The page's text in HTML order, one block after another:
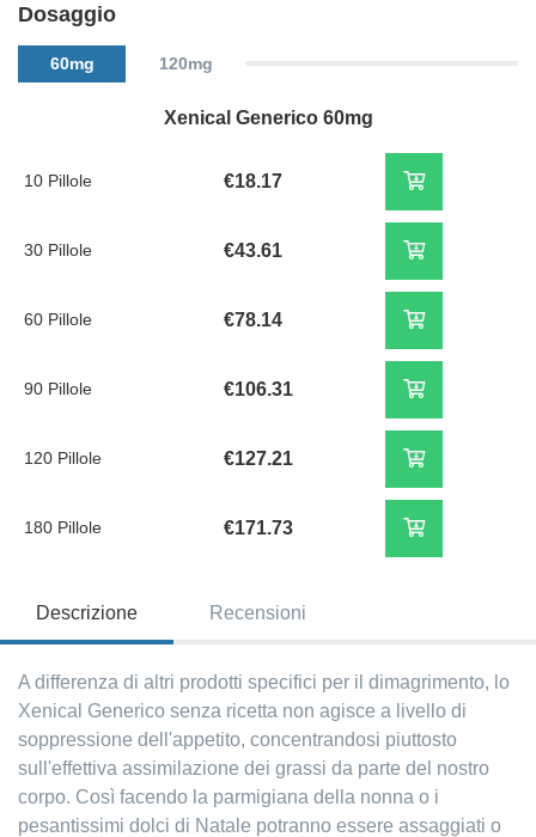
Dosaggio
60mg 120mg
Xenical Generico 60mg
10 Pillole €18.17
30 Pillole €43.61
60 Pillole €78.14
90 Pillole €106.31
120 Pillole €127.21
180 Pillole €171.73
Descrizione Recensioni
A differenza di altri prodotti specifici per il dimagrimento, lo
Xenical Generico senza ricetta non agisce a livello di
soppressione dell'appetito, concentrandosi piuttosto
sull'effettiva assimilazione dei grassi da parte del nostro
corpo. Così facendo la parmigiana della nonna o i
pesantissimi dolci di Natale potranno essere assaggiati o